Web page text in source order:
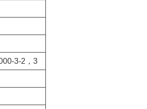
3-2，3